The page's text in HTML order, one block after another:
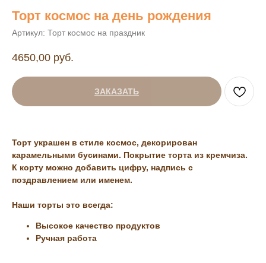
Торт космос на день рождения
Артикул: Торт космос на праздник
4650,00 руб.
ЗАКАЗАТЬ
Торт украшен в стиле космос, декорирован
карамельными бусинами. Покрытие торта из кремчиза.
К корту можно добавить цифру, надпись с
поздравлением или именем.
Наши торты это всегда:
Высокое качество продуктов
Ручная работа